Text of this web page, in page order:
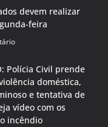
devem realizar
feira
Polícia Civil prende
doméstica,
e tentativa de
vídeo com os
incêndio